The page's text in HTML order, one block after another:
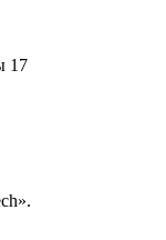
17